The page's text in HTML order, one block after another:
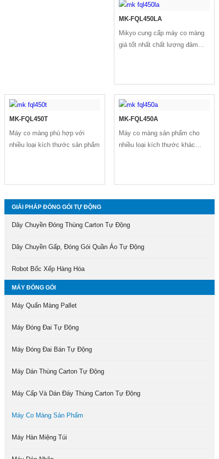
MK-FQL450LA
Mikyo cung cấp máy co màng
giá tốt nhất chất lượng đảm
MK-FQL450T
Máy co màng phù hợp với
nhiều loại kích thước sản phẩm
MK-FQL450A
Máy co màng sản phẩm cho
nhiều loại kích thước khác
GIẢI PHÁP ĐÓNG GÓI TỰ ĐỘNG
Dây Chuyền Đóng Thùng Carton Tự Động
Dây Chuyền Gấp, Đóng Gói Quần Áo Tự Động
Robot Bốc Xếp Hàng Hóa
MÁY ĐÓNG GÓI
Máy Quấn Màng Pallet
Máy Đóng Đai Tự Động
Máy Đóng Đai Bán Tự Động
Máy Dán Thùng Carton Tự Động
Máy Cấp Và Dán Đáy Thùng Carton Tự Động
Máy Co Màng Sản Phẩm
Máy Hàn Miệng Túi